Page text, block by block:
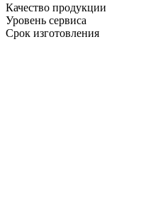
Качество продукции
Уровень сервиса
Срок изготовления